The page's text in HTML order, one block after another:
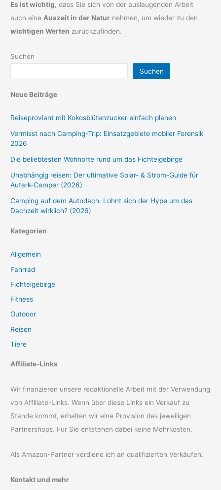
Es ist wichtig, dass Sie sich von der auslaugenden Arbeit
auch eineAuszeit in der Natur nehmen, um wieder zu den
wichtigen Werten zurückzufinden.
Suchen
Suchen
Neue Beiträge
Reiseproviant mit Kokosblütenzucker einfach planen
Vermisst nach Camping-Trip: Einsatzgebiete mobiler Forensik
2026
Die beliebtesten Wohnorte rund um das Fichtelgebirge
Unabhängig reisen: Der ultimative Solar- & Strom-Guide für
Autark-Camper (2026)
Camping auf dem Autodach: Lohnt sich der Hype um das
Dachzelt wirklich? (2026)
Kategorien
Allgemein
Fahrrad
Fichtelgebirge
Fitness
Outdoor
Reisen
Tiere
Affiliate-Links
Wir finanzieren unsere redaktionelle Arbeit mit der Verwendung
von Affiliate-Links. Wenn über diese Links ein Verkauf zu
Stande kommt, erhalten wir eine Provision des jeweiligen
Partnershops. Für Sie entstehen dabei keine Mehrkosten.
Als Amazon-Partner verdiene ich an qualifizierten Verkäufen.
Kontakt und mehr